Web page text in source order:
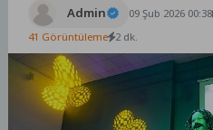
Admin 09 Şub 2026 00:38
41 Görüntüleme 2 dk.